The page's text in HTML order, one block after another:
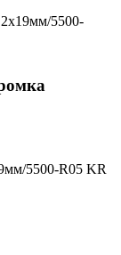
5500-R05 KR